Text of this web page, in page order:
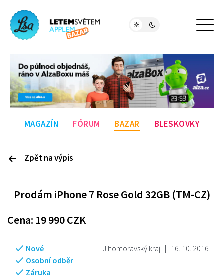
MAGAZÍN FÓRUM BAZAR BLESKOVKY
Zpět na výpis
Prodám iPhone 7 Rose Gold 32GB (TM-CZ)
Cena: 19 990CZK
Jihomoravský kraj | 16. 10. 2016
Nové
Osobní odběr
Záruka